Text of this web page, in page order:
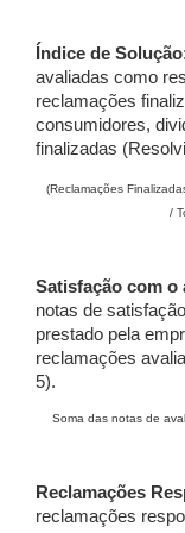
Índice de Solução
avaliadas como
reclamações
consumidores,
finalizadas
(Reclamações
/
Satisfação com o
notas de
prestado pela
reclamações
5).
Soma das notas de
Reclamações
reclamações